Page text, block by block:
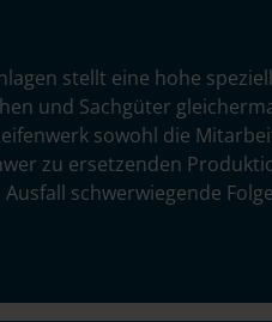
stellt eine hohe
und Sachgüter
sowohl die
zu ersetzenden
schwerwiegende